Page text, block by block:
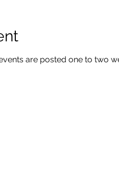
are posted one to two